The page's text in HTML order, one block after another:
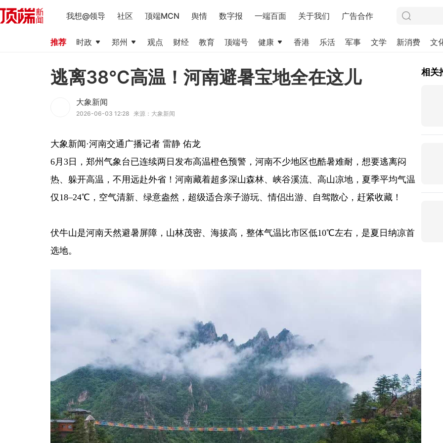
我想@领导 社区 顶端MCN 舆情 数字报 一端百面 关于我们 广告合作
推荐 时政 郑州 观点 财经 教育 顶端号 健康 香港 乐活 军事 文学 新消费 文
逃离38℃高温！河南避暑宝地全在这儿
大象新闻
2026-06-03 12:28 来源：大象新闻
大象新闻·河南交通广播记者 雷静 佑龙
6月3日，郑州气象台已连续两日发布高温橙色预警，河南不少地区也酷暑难耐，想要逃离闷
热、躲开高温，不用远赴外省！河南藏着超多深山森林、峡谷溪流、高山凉地，夏季平均气温
仅18–24℃，空气清新、绿意盎然，超级适合亲子游玩、情侣出游、自驾散心，赶紧收藏！
伏牛山是河南天然避暑屏障，山林茂密、海拔高，整体气温比市区低10℃左右，是夏日纳凉首
选地。
相关